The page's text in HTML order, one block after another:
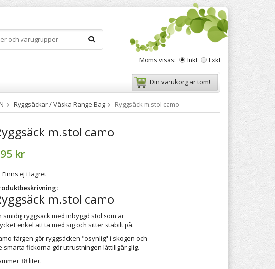
Moms visas: Inkl Exkl
Din varukorg är tom!
Ryggsäckar / Väska Range Bag Ryggsäck m.stol camo
m.stol camo
kr
Finns ej i lagret
m.stol camo
smidig ryggsäck med inbyggd stol som är
enkel att ta med sig och sitter stabilt på.
färgen gör ryggsäcken "osynlig" i skogen och
smarta fickorna gör utrustningen lättillgänglig.
38 liter.